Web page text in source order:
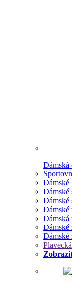
Dámská
Dámské
Dámské
Dámské
Dámské
Dámská
Dámské
Dámské